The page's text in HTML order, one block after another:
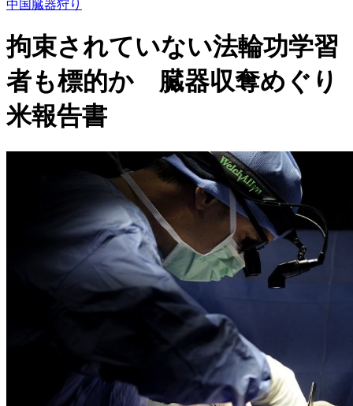
中国臓器狩り
拘束されていない法輪功学習
者も標的か 臓器収奪めぐり
米報告書